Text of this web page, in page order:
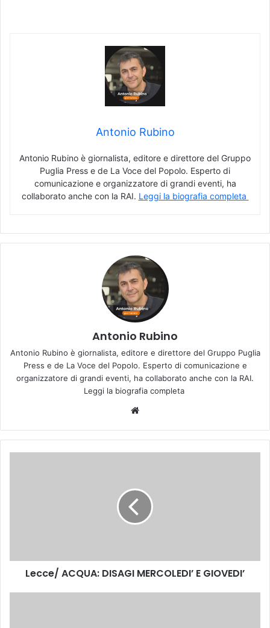
Antonio Rubino
Antonio Rubino è giornalista, editore e direttore del Gruppo
Puglia Press e de La Voce del Popolo. Esperto di
comunicazione e organizzatore di grandi eventi, ha
collaborato anche con la RAI. Leggi la biografia completa
Antonio Rubino
Antonio Rubino è giornalista, editore e direttore del Gruppo Puglia
Press e de La Voce del Popolo. Esperto di comunicazione e
organizzatore di grandi eventi, ha collaborato anche con la RAI.
Leggi la biografia completa
te
Q
Lecce/ ACQUA: DISAGI MERCOLEDI’ E GIOVEDI’